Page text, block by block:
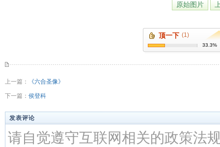
原始图片
顶一下 (1)
33.3%
上一篇： 《六合圣像》
下一篇： 侯登科
发表评论
请自觉遵守互联网相关的政策法